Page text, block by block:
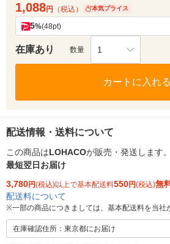
1,088円 （税込） 本気プライス
5%(48pt)
在庫あり 数量 1
カートに入れる
配送情報・送料について
この商品はLOHACOが販売・発送します。
最短翌日お届け
3,780円(税込)以上で基本配送料550円(税込)無
配送料について
※一部の商品につきましては、基本配送料を当社
在庫確認住所：東京都にお届け